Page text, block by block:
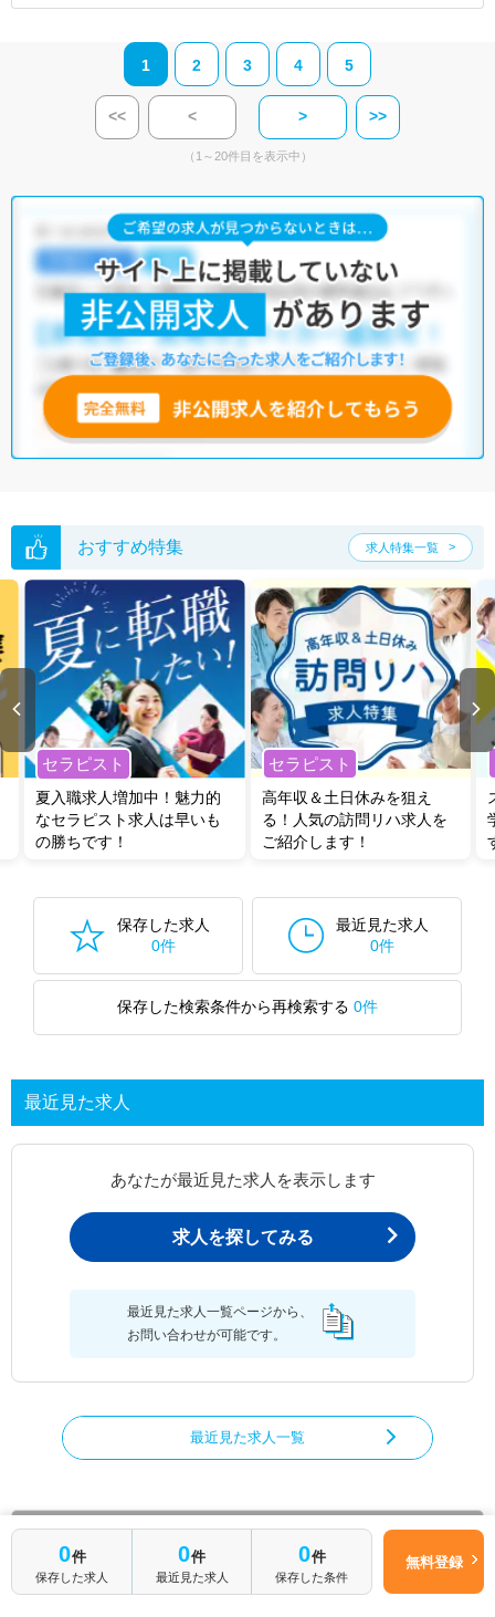
1 2 3 4 5
<< < > >>
（1～20件目を表示中）
おすすめ特集 求人特集一覧
セラピスト
夏入職求人増加中！魅力的
なセラピスト求人は早いも
の勝ちです！
セラピスト
高年収＆土日休みを狙え
る！人気の訪問リハ求人を
ご紹介します！
保存した求人
0件
最近見た求人
0件
保存した検索条件から再検索する 0件
最近見た求人
あなたが最近見た求人を表示します
求人を探してみる
最近見た求人一覧ページから、
お問い合わせが可能です。
最近見た求人一覧
0件
保存した求人
0件
最近見た求人
0件
保存した条件
無料登録
理学療法士の求人を絞り込む
都道府県から理学療法士の求人を探す